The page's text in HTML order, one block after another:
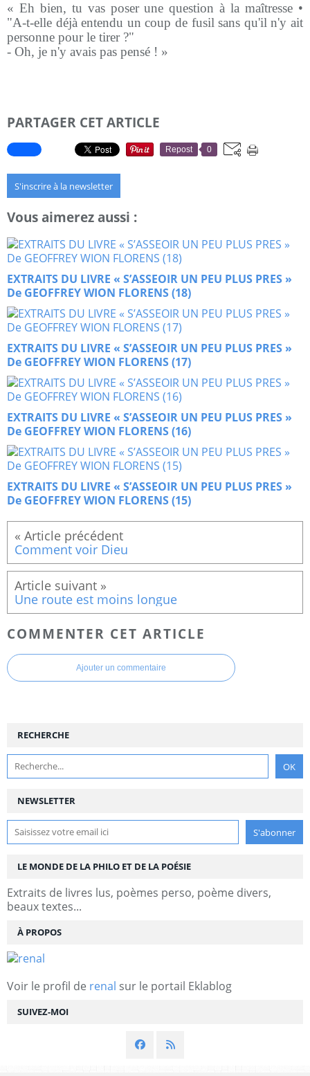
« Eh bien, tu vas poser une question à la maîtresse •
"A-t-elle déjà entendu un coup de fusil sans qu'il n'y ait
personne pour le tirer ?"
- Oh, je n'y avais pas pensé ! »
PARTAGER CET ARTICLE
Repost 0
S'inscrire à la newsletter
Vous aimerez aussi :
EXTRAITS DU LIVRE « S’ASSEOIR UN PEU PLUS PRES »
De GEOFFREY WION FLORENS (18)
EXTRAITS DU LIVRE « S’ASSEOIR UN PEU PLUS PRES »
De GEOFFREY WION FLORENS (17)
EXTRAITS DU LIVRE « S’ASSEOIR UN PEU PLUS PRES »
De GEOFFREY WION FLORENS (16)
EXTRAITS DU LIVRE « S’ASSEOIR UN PEU PLUS PRES »
De GEOFFREY WION FLORENS (15)
Comment voir Dieu
Une route est moins longue
COMMENTER CET ARTICLE
Ajouter un commentaire
NEWSLETTER
SUIVEZ-MOI
RECHERCHE
LE MONDE DE LA PHILO ET DE LA POÉSIE
Extraits de livres lus, poèmes perso, poème divers,
beaux textes...
À PROPOS
Voir le profil de renal sur le portail Eklablog